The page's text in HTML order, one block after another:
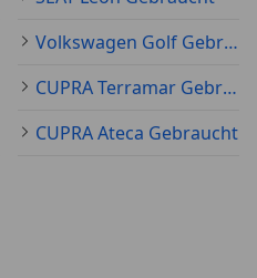
Volkswagen Golf Gebraucht
CUPRA Terramar Gebraucht
CUPRA Ateca Gebraucht